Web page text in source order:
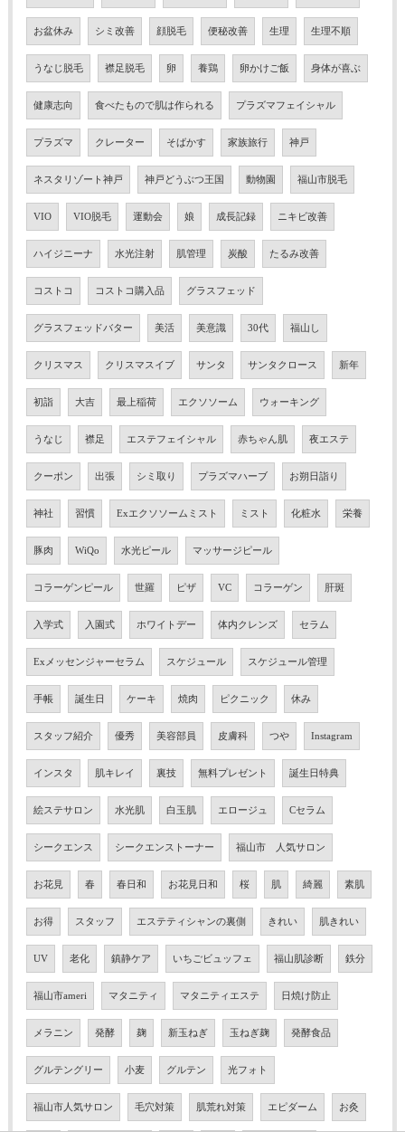
お盆休み シミ改善 顔脱毛 便秘改善 生理 生理不順
うなじ脱毛 襟足脱毛 卵 養鶏 卵かけご飯 身体が喜ぶ
健康志向 食べたもので肌は作られる プラズマフェイシャル
プラズマ クレーター そばかす 家族旅行 神戸
ネスタリゾート神戸 神戸どうぶつ王国 動物園 福山市脱毛
VIO VIO脱毛 運動会 娘 成長記録 ニキビ改善
ハイジニーナ 水光注射 肌管理 炭酸 たるみ改善
コストコ コストコ購入品 グラスフェッド
グラスフェッドバター 美活 美意識 30代 福山し
クリスマス クリスマスイブ サンタ サンタクロース 新年
初詣 大吉 最上稲荷 エクソソーム ウォーキング
うなじ 襟足 エステフェイシャル 赤ちゃん肌 夜エステ
クーポン 出張 シミ取り プラズマハーブ お朔日詣り
神社 習慣 Exエクソソームミスト ミスト 化粧水 栄養
豚肉 WiQo 水光ピール マッサージピール
コラーゲンピール 世羅 ピザ VC コラーゲン 肝斑
入学式 入園式 ホワイトデー 体内クレンズ セラム
Exメッセンジャーセラム スケジュール スケジュール管理
手帳 誕生日 ケーキ 焼肉 ピクニック 休み
スタッフ紹介 優秀 美容部員 皮膚科 つや Instagram
インスタ 肌キレイ 裏技 無料プレゼント 誕生日特典
絵ステサロン 水光肌 白玉肌 エロージュ Cセラム
シークエンス シークエンストーナー 福山市 人気サロン
お花見 春 春日和 お花見日和 桜 肌 綺麗 素肌
お得 スタッフ エステティシャンの裏側 きれい 肌きれい
UV 老化 鎮静ケア いちごビュッフェ 福山肌診断 鉄分
福山市ameri マタニティ マタニティエステ 日焼け防止
メラニン 発酵 麹 新玉ねぎ 玉ねぎ麹 発酵食品
グルテングリー 小麦 グルテン 光フォト
福山市人気サロン 毛穴対策 肌荒れ対策 エピダーム お灸